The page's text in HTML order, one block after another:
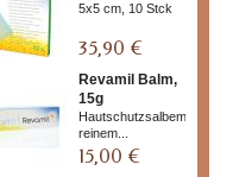
5x5 cm, 10 Stck
35,90 €
Revamil Balm,
15g
Hautschutzsalbemit
reinem...
15,00 €